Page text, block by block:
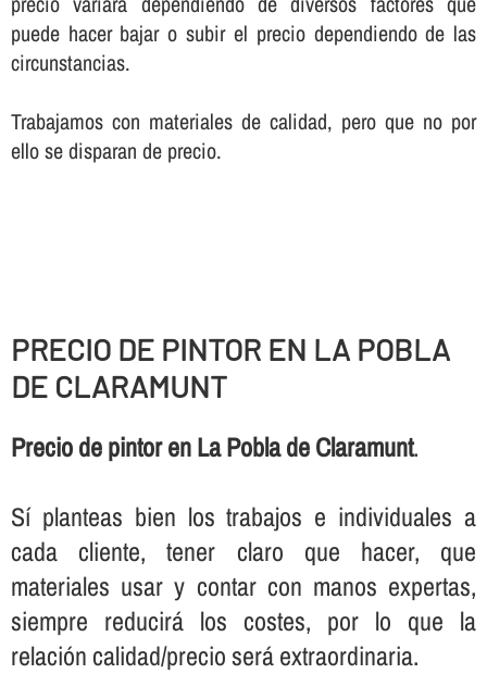
puede hacer bajar o subir el precio dependiendo de las
circunstancias.
Trabajamos con materiales de calidad, pero que no por
ello se disparan de precio.
PRECIO DE PINTOR EN LA POBLA
DE CLARAMUNT
Precio de pintor en La Pobla de Claramunt.
Sí­ planteas bien los trabajos e individuales a
cada cliente, tener claro que hacer, que
materiales usar y contar con manos expertas,
siempre reducirá los costes, por lo que la
relación calidad/precio será extraordinaria.